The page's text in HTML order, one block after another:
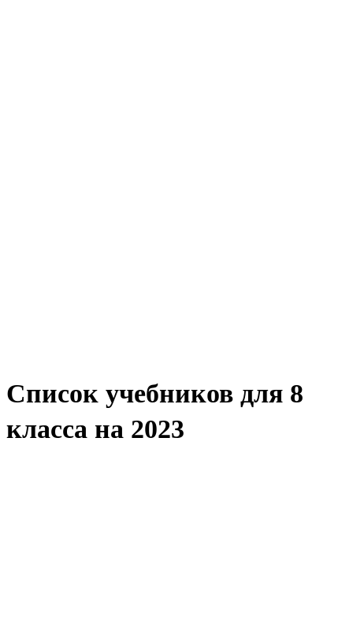
Список учебников для 8
класса на 2023